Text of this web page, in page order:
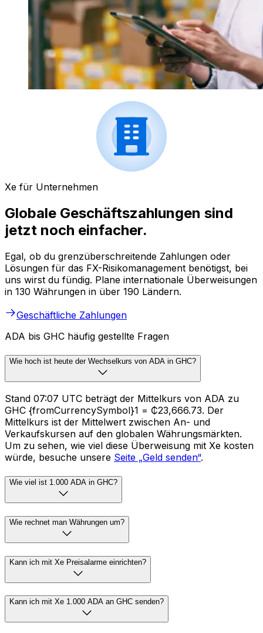
Xe für Unternehmen
Globale Geschäftszahlungen sind
jetzt noch einfacher.
Egal, ob du grenzüberschreitende Zahlungen oder
Lösungen für das FX-Risikomanagement benötigst, bei
uns wirst du fündig. Plane internationale Überweisungen
in 130 Währungen in über 190 Ländern.
Geschäftliche Zahlungen
ADA bis GHC häufig gestellte Fragen
Wie hoch ist heute der Wechselkurs von ADA in GHC?
Stand 07:07 UTC beträgt der Mittelkurs von ADA zu
GHC {fromCurrencySymbol}1 = ₵23,666.73. Der
Mittelkurs ist der Mittelwert zwischen An- und
Verkaufskursen auf den globalen Währungsmärkten.
Um zu sehen, wie viel diese Überweisung mit Xe kosten
würde, besuche unsere Seite „Geld senden“.
Wie viel ist 1.000 ADA in GHC?
Wie rechnet man Währungen um?
Kann ich mit Xe Preisalarme einrichten?
Kann ich mit Xe 1.000 ADA an GHC senden?